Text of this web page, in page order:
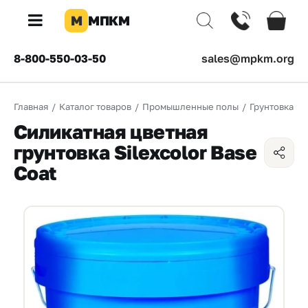
×
КОМПАНИЯ
О
компании
Доставка
Оплата
Каталог
товаров
Бренды
М МПКМ
8-800-550-03-50 sales@mpkm.org
Главная / Каталог товаров / Промышленные полы / Грунтовка
Силикатная цветная
грунтовка Silexcolor Base
Coat